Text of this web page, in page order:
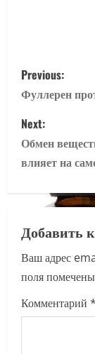
P
o
s
t
v
i
g
Previous:
Фуллерен
Next:
Обмен
влияет на
Добавить
Ваш адрес
поля помечены
Комментарий *